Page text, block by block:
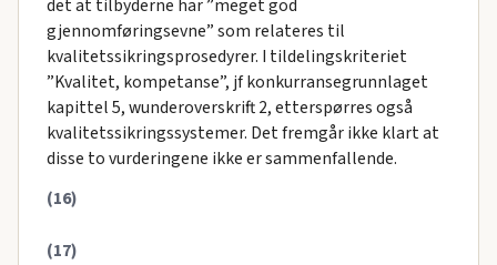
det at tilbyderne har ”meget god
gjennomføringsevne” som relateres til
kvalitetssikringsprosedyrer. I tildelingskriteriet
”Kvalitet, kompetanse”, jf konkurransegrunnlaget
kapittel 5, wunderoverskrift 2, etterspørres også
kvalitetssikringssystemer. Det fremgår ikke klart at
disse to vurderingene ikke er sammenfallende.
(16)
(17)